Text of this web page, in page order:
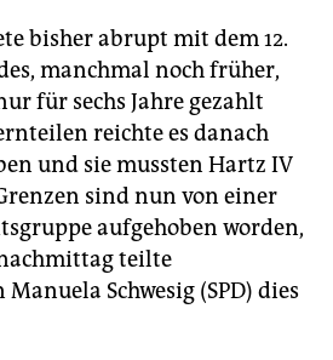
bisher abrupt mit dem 12.
manchmal noch früher,
für sechs Jahre gezahlt
reichte es danach
und sie mussten Hartz IV
sind nun von einer
aufgehoben worden,
teilte
Schwesig (SPD) dies